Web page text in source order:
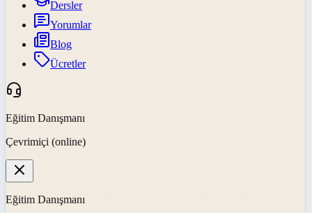
Dersler
Yorumlar
Blog
Ücretler
Eğitim Danışmanı
Çevrimiçi (online)
Eğitim Danışmanı